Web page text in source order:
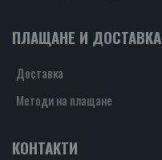
ПЛАЩАНЕ И ДОСТАВКА
Доставка
Методи на плащане
КОНТАКТИ